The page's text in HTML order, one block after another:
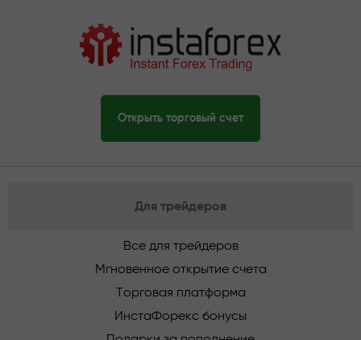
Открыть торговый счет
Для трейдеров
Все для трейдеров
Мгновенное открытие счета
Торговая платформа
ИнстаФорекс бонусы